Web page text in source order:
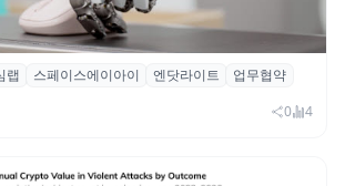
테크 스타트업 3곳과 손잡고
준 만든다
랩 스페이스에이아이 엔닷라이트
업무협약
0 4